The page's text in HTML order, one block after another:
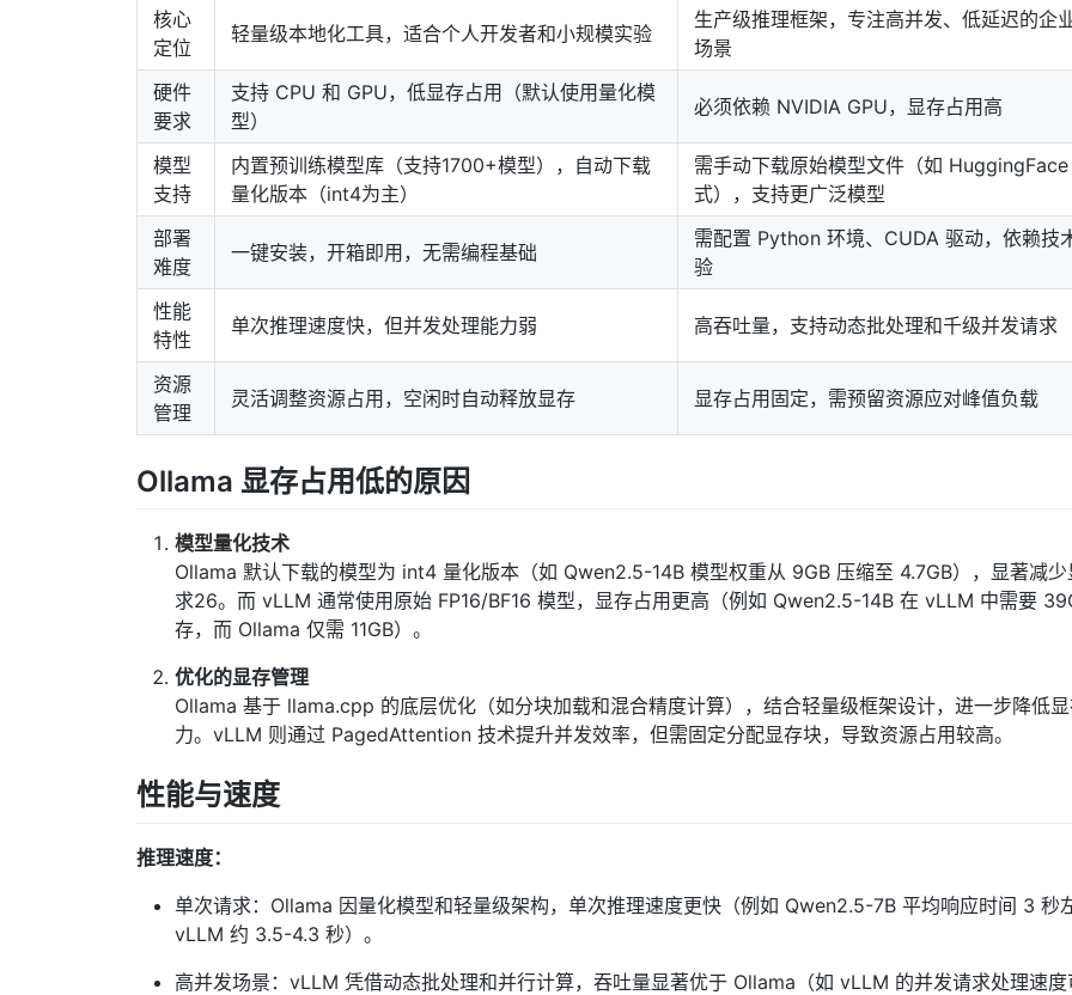
核心
定位
轻量级本地化工具，适合个人开发者和小规模实验
生产级推理框架，专注高并发、低延迟的企
场景
硬件
要求
支持 CPU 和 GPU，低显存占用（默认使用量化模
型）
必须依赖 NVIDIA GPU，显存占用高
模型
支持
内置预训练模型库（支持1700+模型），自动下载
量化版本（int4为主）
需手动下载原始模型文件（如
式），支持更广泛模型
部署
难度
一键安装，开箱即用，无需编程基础
需配置 Python 环境、CUDA 驱动，依赖技
验
性能
特性
单次推理速度快，但并发处理能力弱 高吞吐量，支持动态批处理和千级并发请求
资源
管理
灵活调整资源占用，空闲时自动释放显存 显存占用固定，需预留资源应对峰值负载
Ollama 显存占用低的原因
模型量化技术
Ollama 默认下载的模型为 int4 量化版本（如 Qwen2.5-14B 模型权重从 9GB 压缩至 4.7GB），显著减少
求26。而 vLLM 通常使用原始 FP16/BF16 模型，显存占用更高（例如 Qwen2.5-14B 在 vLLM 中需要
存，而 Ollama 仅需 11GB）。
优化的显存管理
Ollama 基于 llama.cpp 的底层优化（如分块加载和混合精度计算），结合轻量级框架设计，进一步降低
力。vLLM 则通过 PagedAttention 技术提升并发效率，但需固定分配显存块，导致资源占用较高。
性能与速度
推理速度：
单次请求：Ollama 因量化模型和轻量级架构，单次推理速度更快（例如 Qwen2.5-7B 平均响应时间 3 秒左
vLLM 约 3.5-4.3 秒）。
高并发场景：vLLM 凭借动态批处理和并行计算，吞吐量显著优于 Ollama（如 vLLM 的并发请求处理速度